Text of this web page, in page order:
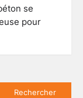
se
pour
Rechercher